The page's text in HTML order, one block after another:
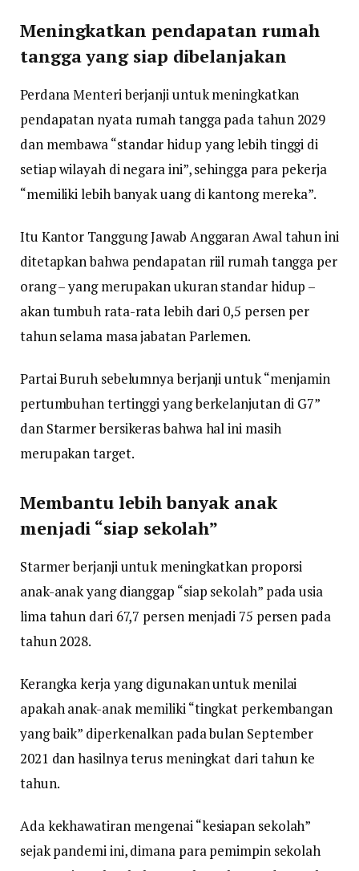
Meningkatkan pendapatan rumah
tangga yang siap dibelanjakan
Perdana Menteri berjanji untuk meningkatkan
pendapatan nyata rumah tangga pada tahun 2029
dan membawa “standar hidup yang lebih tinggi di
setiap wilayah di negara ini”, sehingga para pekerja
“memiliki lebih banyak uang di kantong mereka”.
Itu Kantor Tanggung Jawab Anggaran Awal tahun ini
ditetapkan bahwa pendapatan riil rumah tangga per
orang – yang merupakan ukuran standar hidup –
akan tumbuh rata-rata lebih dari 0,5 persen per
tahun selama masa jabatan Parlemen.
Partai Buruh sebelumnya berjanji untuk “menjamin
pertumbuhan tertinggi yang berkelanjutan di G7”
dan Starmer bersikeras bahwa hal ini masih
merupakan target.
Membantu lebih banyak anak
menjadi “siap sekolah”
Starmer berjanji untuk meningkatkan proporsi
anak-anak yang dianggap “siap sekolah” pada usia
lima tahun dari 67,7 persen menjadi 75 persen pada
tahun 2028.
Kerangka kerja yang digunakan untuk menilai
apakah anak-anak memiliki “tingkat perkembangan
yang baik” diperkenalkan pada bulan September
2021 dan hasilnya terus meningkat dari tahun ke
tahun.
Ada kekhawatiran mengenai “kesiapan sekolah”
sejak pandemi ini, dimana para pemimpin sekolah